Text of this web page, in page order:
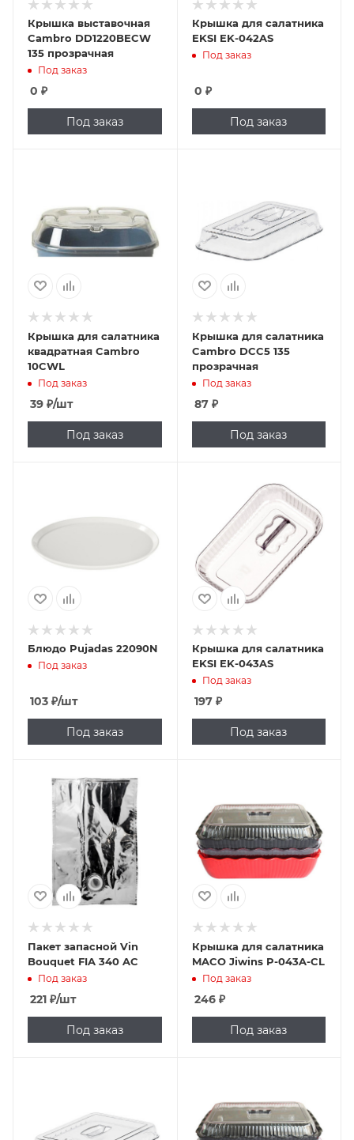
Крышка выставочная
Cambro DD1220BECW
135 прозрачная
Под заказ
0 ₽
Под заказ
Крышка для салатника
EKSI EK-042AS
Под заказ
0 ₽
Под заказ
Крышка для салатника
квадратная Cambro
10CWL
Под заказ
39 ₽/шт
Под заказ
Крышка для салатника
Cambro DCC5 135
прозрачная
Под заказ
87₽
Под заказ
Блюдо Pujadas 22090N
Под заказ
103 ₽/шт
Под заказ
Крышка для салатника
EKSI EK-043AS
Под заказ
197₽
Под заказ
Пакет запасной Vin
Bouquet FIA 340 AC
Под заказ
221 ₽/шт
Под заказ
Крышка для салатника
MACO Jiwins P-043A-CL
Под заказ
246₽
Под заказ